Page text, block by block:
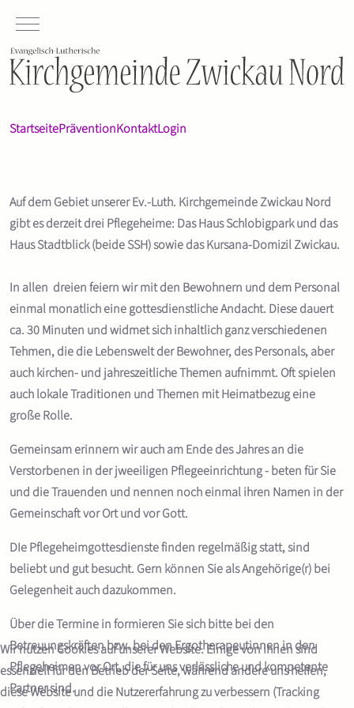
Mobile Menu Toggle
StartseitePräventionKontaktLogin
Auf dem Gebiet unserer Ev.-Luth. Kirchgemeinde Zwickau Nord
gibt es derzeit drei Pflegeheime: Das Haus Schlobigpark und das
Haus Stadtblick (beide SSH) sowie das Kursana-Domizil Zwickau.
In allen dreien feiern wir mit den Bewohnern und dem Personal
einmal monatlich eine gottesdienstliche Andacht. Diese dauert
ca. 30 Minuten und widmet sich inhaltlich ganz verschiedenen
Tehmen, die die Lebenswelt der Bewohner, des Personals, aber
auch kirchen- und jahreszeitliche Themen aufnimmt. Oft spielen
auch lokale Traditionen und Themen mit Heimatbezug eine
große Rolle.
Gemeinsam erinnern wir auch am Ende des Jahres an die
Verstorbenen in der jweeiligen Pflegeeinrichtung - beten für Sie
und die Trauenden und nennen noch einmal ihren Namen in der
Gemeinschaft vor Ort und vor Gott.
DIe Pflegeheimgottesdienste finden regelmäßig statt, sind
beliebt und gut besucht. Gern können Sie als Angehörige(r) bei
Gelegenheit auch dazukommen.
Über die Termine in formieren Sie sich bitte bei den
Betreuungskräften bzw. bei den Ergotherapeutinnen in den
Pflegeheimen vor Ort, die für uns verlässliche und kompetente
Partner sind.
Wir nutzen Cookies auf unserer Website. Einige von ihnen sind
essenziell für den Betrieb der Seite, während andere uns helfen,
diese Website und die Nutzererfahrung zu verbessern (Tracking